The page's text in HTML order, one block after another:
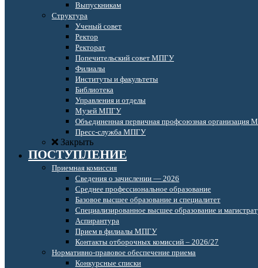
Выпускникам
Структура
Ученый совет
Ректор
Ректорат
Попечительский совет МПГУ
Филиалы
Институты и факультеты
Библиотека
Управления и отделы
Музей МПГУ
Объединенная первичная профсоюзная организация
Пресс-служба МПГУ
Закрыть
ПОСТУПЛЕНИЕ
Приемная комиссия
Сведения о зачислении — 2026
Среднее профессиональное образование
Базовое высшее образование и специалитет
Специализированное высшее образование и
Аспирантура
Прием в филиалы МПГУ
Контакты отборочных комиссий – 2026/27
Нормативно-правовое обеспечение приема
Конкурсные списки